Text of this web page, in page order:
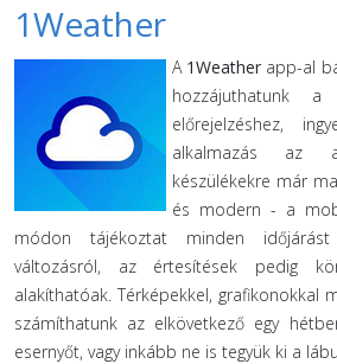
1Weather
A 1Weather app-al
hozzájuthatunk a
előrejelzéshez,
alkalmazás az
készülékekre már
és modern - a
módon tájékoztat minden
változásról, az értesítések pedig
alakíthatóak. Térképekkel, grafikonokkal
számíthatunk az elkövetkező egy
esernyőt, vagy inkább ne is tegyük ki a